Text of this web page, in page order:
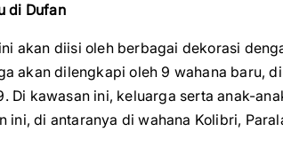
di Dufan
akan diisi oleh berbagai dekorasi
akan dilengkapi oleh 9 wahana baru,
Di kawasan ini, keluarga serta anak-
ini, di antaranya di wahana Kolibri,